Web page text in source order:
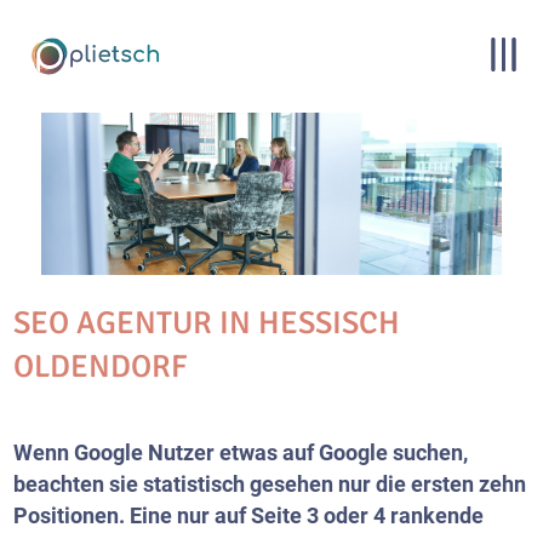
SEO AGENTUR IN HESSISCH
OLDENDORF
Wenn Google Nutzer etwas auf Google suchen,
beachten sie statistisch gesehen nur die ersten zehn
Positionen. Eine nur auf Seite 3 oder 4 rankende